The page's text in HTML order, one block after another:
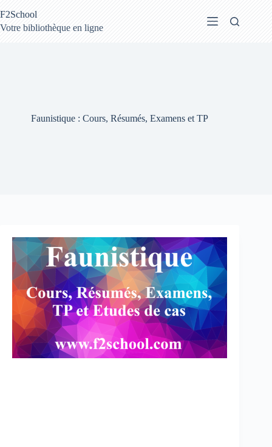
au
contenu
F2School
Votre bibliothèque en ligne
Faunistique : Cours, Résumés, Examens et TP